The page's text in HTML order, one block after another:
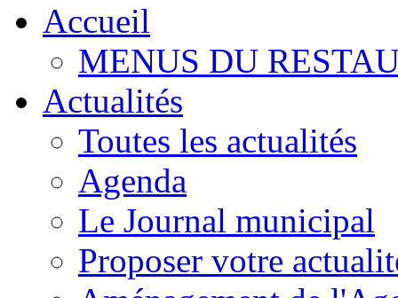
Accueil
MENUS DU
Actualités
Toutes les actualités
Agenda
Le Journal municipal
Proposer votre